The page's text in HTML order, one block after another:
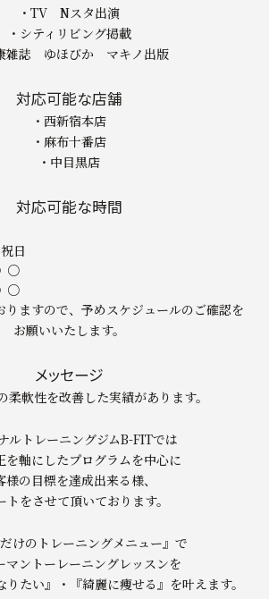
・TV Nスタ出演
・シティリビング掲載
雑誌 ゆほびか マキノ出版
対応可能な店舗
・西新宿本店
・麻布十番店
・中目黒店
対応可能な時間
祝日
○
○
りますので、予めスケジュールのご確認を
お願いいたします。
メッセージ
柔軟性を改善した実績があります。
ルトレーニングジムB-FITでは
を軸にしたプログラムを中心に
様の目標を達成出来る様、
トをさせて頂いております。
だけのトレーニングメニュー』で
マントーレーニングレッスンを
たい』・『綺麗に痩せる』を叶えます。